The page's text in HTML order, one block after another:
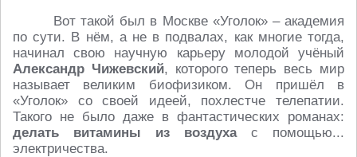
Вот такой был в Москве «Уголок» – академия
по сути. В нём, а не в подвалах, как многие тогда,
начинал свою научную карьеру молодой учёный
Александр Чижевский, которого теперь весь мир
называет великим биофизиком. Он пришёл в
«Уголок» со своей идеей, похлестче телепатии.
Такого не было даже в фантастических романах:
делать витамины из воздухас помощью...
электричества.